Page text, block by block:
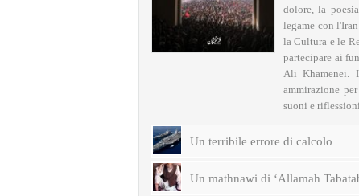
dolore, la
legame con
la Cultura e le
partecipare ai
Ali Khamenei.
ammirazione
suoni e riflessioni
Un terribile errore di calcolo
Un mathnawi di ‘Allamah